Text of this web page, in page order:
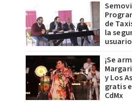
de
la
¡Se
y Los
gratis
CdMx